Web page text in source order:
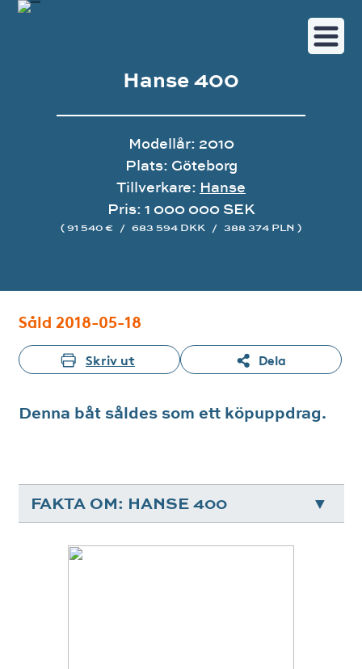
Hanse 400
Modellår: 2010
Plats: Göteborg
Tillverkare: Hanse
Pris: 1 000 000 SEK
( 91 540 € / 683 594 DKK / 388 374 PLN )
Såld 2018-05-18
Skriv ut Dela
Denna båt såldes som ett köpuppdrag.
FAKTA OM: HANSE 400